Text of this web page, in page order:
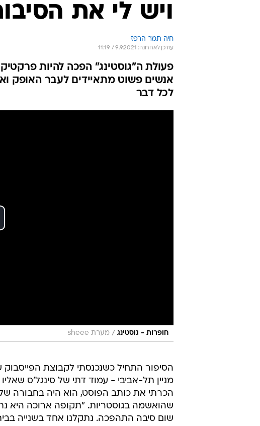
ויש לי את
חיה תמר הרפז
עודכן לאחרונה: 9.9.2021 / 11:19
פעולת ה"גוסטינג" הפכה להיות
אנשים פשוט מתאיידים לעבר האופק
לכל דבר
חופרות - גוסטינג / מערת sheee
הסיפור התחיל כשנכנסתי לקבוצת הפייסבוק
מניין תל-אביבי - עמוד דתי של סינגל'ס
הכרתי את כותב הפוסט, הוא היה בחבורה
שהואשמה בגוסטריות. "תקופה ארוכה היא
שום סיבה התהפכה. נתקלנו אחד בשנייה